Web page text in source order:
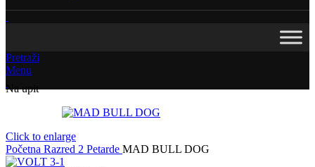
Pretraži
Menu
Na upit
Click to enlarge
Početna Razred 2 Petarde MAD BULL DOG